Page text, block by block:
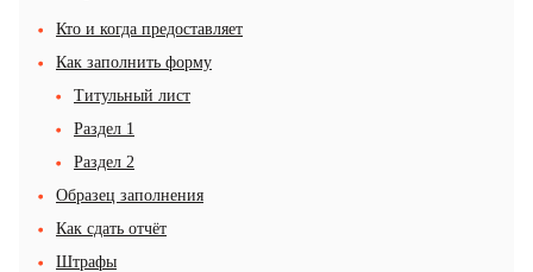
Кто и когда предоставляет
Как заполнить форму
Титульный лист
Раздел 1
Раздел 2
Образец заполнения
Как сдать отчёт
Штрафы